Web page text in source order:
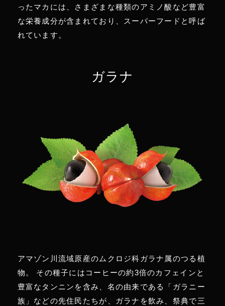
ったマカには、さまざまな種類のアミノ酸など豊富
な栄養成分が含まれており、スーパーフードと呼ば
れています。
ガラナ
アマゾン川流域原産のムクロジ科ガラナ属のつる植
物。 その種子にはコーヒーの約3倍のカフェインと
豊富なタンニンを含み、名の由来である「ガラニー
族」などの先住民たちが、ガラナを飲み、祭典で三